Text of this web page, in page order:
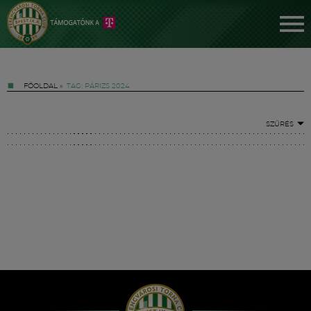
FŐOLDAL » TAG: PÁRIZS 2024
SZŰRÉS
Hírek